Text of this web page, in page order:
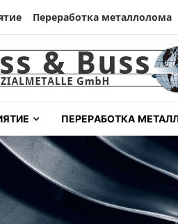
Переработка металлолома
& Buss
ПЕРЕРАБОТКА